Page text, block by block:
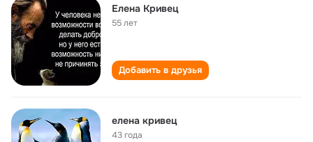
Елена Кривец
55 лет
Добавить в друзья
елена кривец
43 года